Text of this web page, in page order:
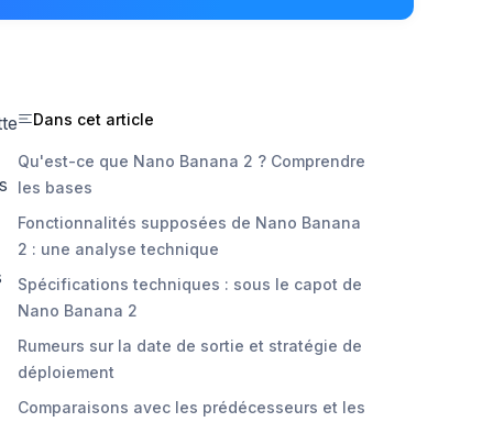
Dans cet article
Qu'est-ce que Nano Banana 2 ? Comprendre
les bases
Fonctionnalités supposées de Nano Banana
2 : une analyse technique
Spécifications techniques : sous le capot de
Nano Banana 2
Rumeurs sur la date de sortie et stratégie de
déploiement
Comparaisons avec les prédécesseurs et les